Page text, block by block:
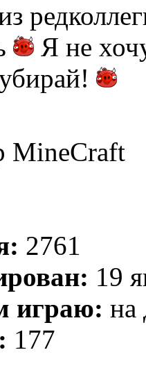
Я не
MineCraft
2761
19
играю: на
177